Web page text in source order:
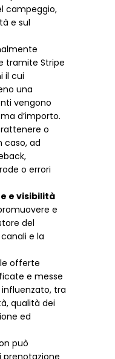
campeggio,
e sul
tramite Stripe
il cui
una
vengono
d’importo.
o
caso, ad
o errori
e visibilità
e
del
e la
offerte
e messe
influenzato, tra
qualità dei
ed
può